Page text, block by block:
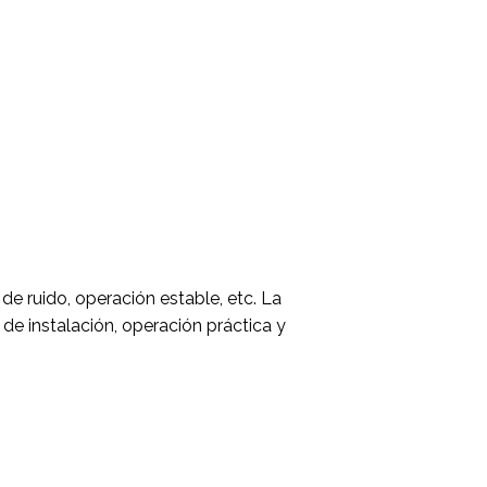
ruido, operación estable, etc. La
instalación, operación práctica y